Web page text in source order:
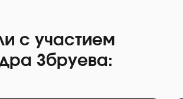
с участием
Збруева: